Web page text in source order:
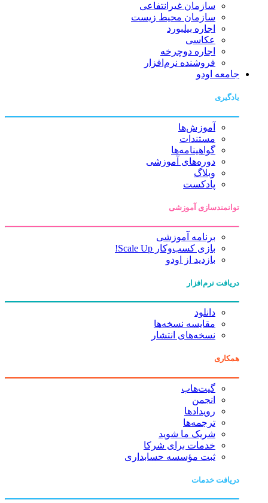
سازمان غیرانتفاعی
سازمان محیط زیست
اجاره بیلبورد
عکاسی
اجاره دوچرخه
فروشنده نرم‌افزار
جامعه اودو
یادگیری
آموزش‌ها
مستندات
گواهینامه‌ها
دوره‌های آموزشی
وبلاگ
پادکست
توانمندسازی آموزشی
برنامه آموزشی
بازی کسب‌وکار Scale Up!
بازدید از اودو
دریافت نرم‌افزار
دانلود
مقایسه نسخه‌ها
نسخه‌های انتشار
همکاری
گیت‌هاب
انجمن
رویدادها
ترجمه‌ها
شریک ما شوید
خدمات برای شرکا
ثبت مؤسسه حسابداری
دریافت خدمات